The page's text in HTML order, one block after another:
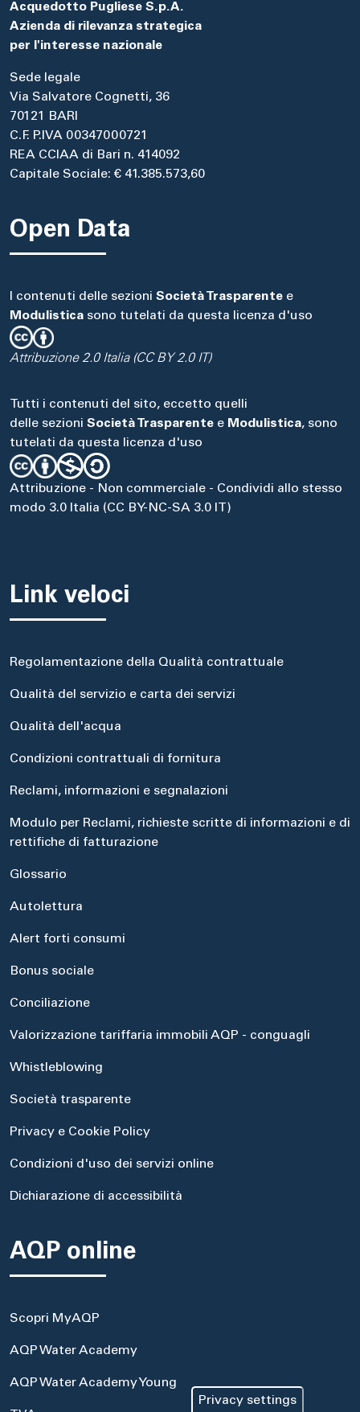
Acquedotto Pugliese S.p.A.
Azienda di rilevanza strategica
per l'interesse nazionale
Sede legale
Via Salvatore Cognetti, 36
70121 BARI
C.F. P.IVA 00347000721
REA CCIAA di Bari n. 414092
Capitale Sociale: € 41.385.573,60
Open Data
I contenuti delle sezioni Società Trasparente e
Modulistica sono tutelati da questa licenza d'uso
Attribuzione 2.0 Italia (CC BY 2.0 IT)
Tutti i contenuti del sito, eccetto quelli
delle sezioni Società Trasparente e Modulistica, sono
tutelati da questa licenza d'uso
Attribuzione - Non commerciale - Condividi allo stesso
modo 3.0 Italia (CC BY-NC-SA 3.0 IT)
Link veloci
Regolamentazione della Qualità contrattuale
Qualità del servizio e carta dei servizi
Qualità dell'acqua
Condizioni contrattuali di fornitura
Reclami, informazioni e segnalazioni
Modulo per Reclami, richieste scritte di informazioni e di
rettifiche di fatturazione
Glossario
Autolettura
Alert forti consumi
Bonus sociale
Conciliazione
Valorizzazione tariffaria immobili AQP - conguagli
Whistleblowing
Società trasparente
Privacy e Cookie Policy
Condizioni d'uso dei servizi online
Dichiarazione di accessibilità
AQP online
Scopri MyAQP
AQP Water Academy
AQP Water Academy Young
Privacy settings